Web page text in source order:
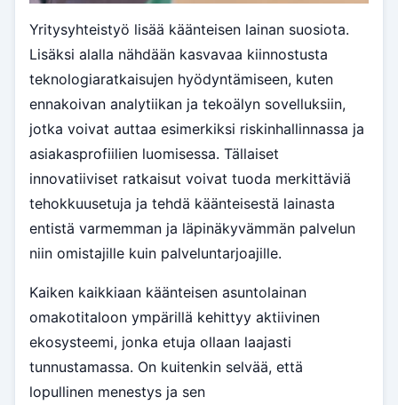
Yritysyhteistyö lisää käänteisen lainan suosiota.
Lisäksi alalla nähdään kasvavaa kiinnostusta
teknologiaratkaisujen hyödyntämiseen, kuten
ennakoivan analytiikan ja tekoälyn sovelluksiin,
jotka voivat auttaa esimerkiksi riskinhallinnassa ja
asiakasprofiilien luomisessa. Tällaiset
innovatiiviset ratkaisut voivat tuoda merkittäviä
tehokkuusetuja ja tehdä käänteisestä lainasta
entistä varmemman ja läpinäkyvämmän palvelun
niin omistajille kuin palveluntarjoajille.
Kaiken kaikkiaan käänteisen asuntolainan
omakotitaloon ympärillä kehittyy aktiivinen
ekosysteemi, jonka etuja ollaan laajasti
tunnustamassa. On kuitenkin selvää, että
lopullinen menestys ja sen